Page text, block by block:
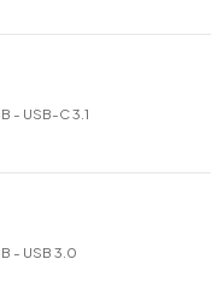
- USB-C 3.1
- USB 3.0